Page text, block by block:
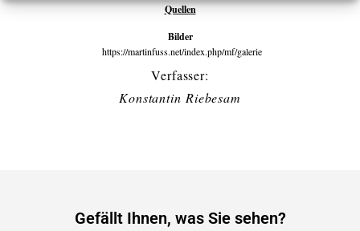
Quellen
Bilder
https://martinfuss.net/index.php/mf/galerie
Verfasser:
Konstantin Riebesam
Gefällt Ihnen, was Sie sehen?